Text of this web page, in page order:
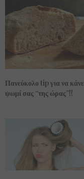
Πανεύκολο tip για να
ψωμί σας “της ώρας”!!